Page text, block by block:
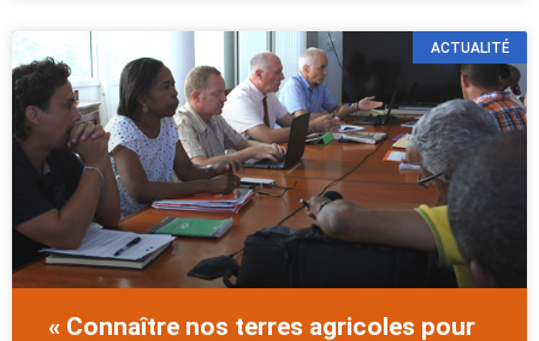
ACTUALITÉ
« Connaître nos terres agricoles pour